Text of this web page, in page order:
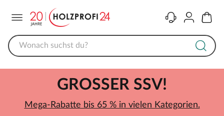
KontaktKonto
GROSSER SSV!
Mega-Rabatte bis 65 % in vielen Kategorien.